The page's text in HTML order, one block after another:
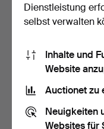
- 2 VASEN MIT
HELLBLAUEM
FADENDEKOR.
Beendet 27. Jul 2026
1 Gebot
Dienstleistung
selbst verwalten
Inhalte und
Website
Auctionet zu
Neuigkeiten
Websites für